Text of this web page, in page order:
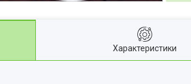
Характеристики